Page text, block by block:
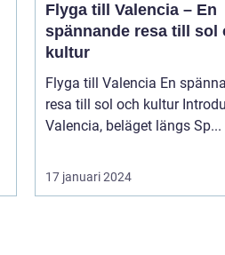
Flyga till Valencia – En
spännande resa till sol
kultur
Flyga till Valencia En spännande
resa till sol och kultur Introduktion
Valencia, beläget längs Sp...
17 januari 2024